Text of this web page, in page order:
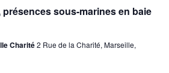
présences sous-marines en baie
Charité2 Rue de la Charité, Marseille,